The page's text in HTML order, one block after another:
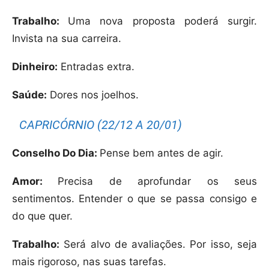
Trabalho: Uma nova proposta poderá surgir.
Invista na sua carreira.
Dinheiro: Entradas extra.
Saúde: Dores nos joelhos.
CAPRICÓRNIO (22/12 A 20/01)
Conselho Do Dia: Pense bem antes de agir.
Amor: Precisa de aprofundar os seus
sentimentos. Entender o que se passa consigo e
do que quer.
Trabalho: Será alvo de avaliações. Por isso, seja
mais rigoroso, nas suas tarefas.